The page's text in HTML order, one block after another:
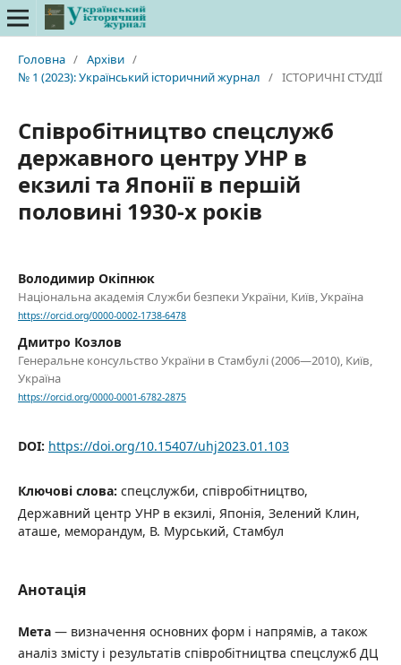
Головна / Архіви /
№ 1 (2023): Український історичний журнал / ІСТОРИЧНІ СТУДІЇ
Співробітництво спецслужб
державного центру УНР в
екзилі та Японії в першій
половині 1930-х років
Володимир Окіпнюк
Національна академія Служби безпеки України, Київ, Україна
https://orcid.org/0000-0002-1738-6478
Дмитро Козлов
Генеральне консульство України в Стамбулі (2006—2010), Київ,
Україна
https://orcid.org/0000-0001-6782-2875
DOI: https://doi.org/10.15407/uhj2023.01.103
Ключові слова: спецслужби, співробітництво,
Державний центр УНР в екзилі, Японія, Зелений Клин,
аташе, меморандум, В. Мурський, Стамбул
Анотація
Мета— визначення основних форм і напрямів, а також
аналіз змісту і результатів співробітництва спецслужб ДЦ